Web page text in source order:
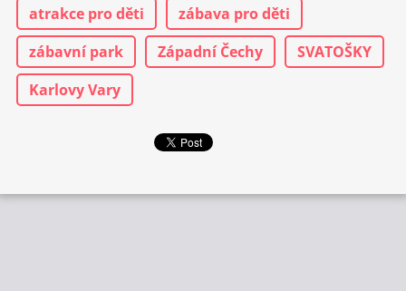
atrakce pro děti
zábava pro děti
zábavní park
Západní Čechy
SVATOŠKY
Karlovy Vary